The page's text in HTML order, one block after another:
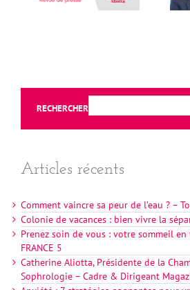
RECHERCHER
Articles récents
Comment vaincre sa peur de l’eau ? –
Colonie de vacances : bien vivre la
Prenez soin de vous : votre sommeil
FRANCE 5
Catherine Aliotta, Présidente de la
Sophrologie – Cadre & Dirigeant